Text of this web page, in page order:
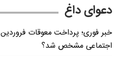
دعوای داغ
خبر فوری؛ پرداخت معوقات
اجتماعی مشخص شد؟